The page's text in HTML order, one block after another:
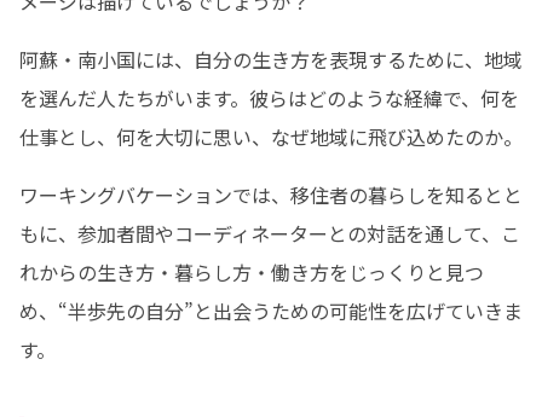
阿蘇・南小国には、自分の生き方を表現するために、地域
を選んだ人たちがいます。彼らはどのような経緯で、何を
仕事とし、何を大切に思い、なぜ地域に飛び込めたのか。
ワーキングバケーションでは、移住者の暮らしを知るとと
もに、参加者間やコーディネーターとの対話を通して、こ
れからの生き方・暮らし方・働き方をじっくりと見つ
め、“半歩先の自分”と出会うための可能性を広げていきま
す。